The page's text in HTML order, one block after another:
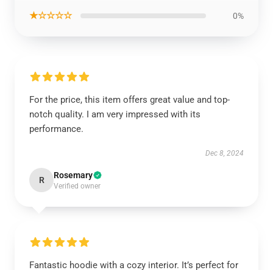
★☆☆☆☆ 0%
For the price, this item offers great value and top-
notch quality. I am very impressed with its
performance.
Dec 8, 2024
R Rosemary
Verified owner
Fantastic hoodie with a cozy interior. It’s perfect for